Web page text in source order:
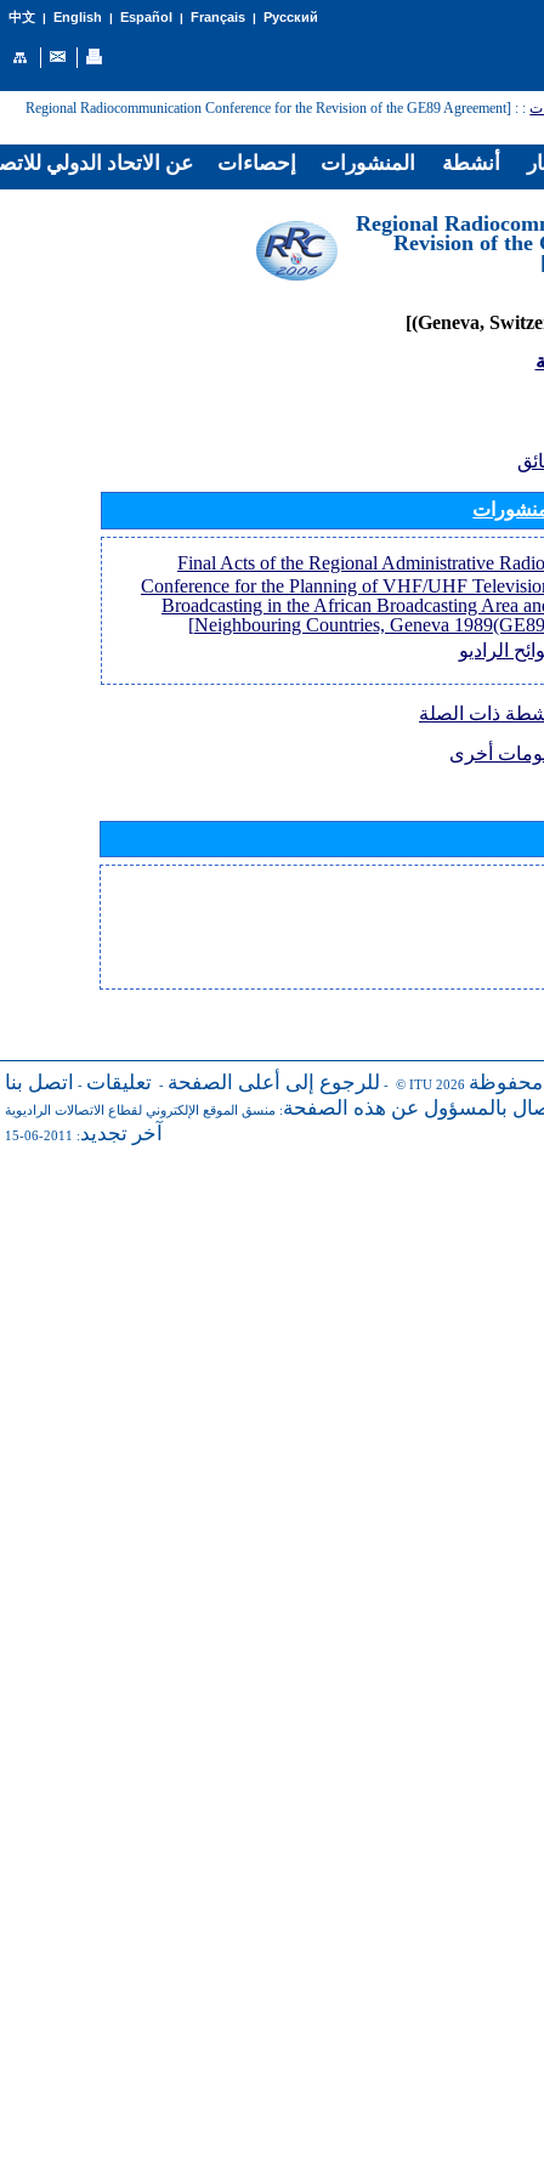
中文| English | Español | Français| Русский
:
: [Regional Radiocommunication Conference for the Revision of the GE89 Agreement
[Regional
Revision of the
[Final Acts of the Regional Administrative Radio
Conference for the Planning of VHF/UHF
Broadcasting in the African Broadcasting Area
Neighbouring Countries, Geneva
الراديو
ذات الصلة
أخرى
للرجوع إلى أعلى الصفحة - تعليقات - اتصل بنا - © ITU 2026 محفوظة
بالمسؤول عن هذه الصفحة: منسق الموقع الإلكتروني لقطاع الاتصالات الراديوية
آخر تجديد: 2011-06-15
عن الاتحاد الدولي إحصاءات المنشورات أنشطة